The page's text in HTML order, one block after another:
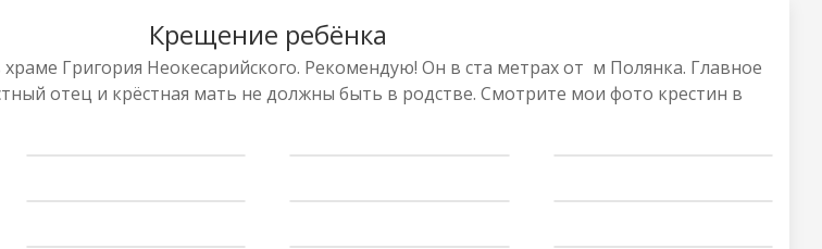
Крещение ребёнка
Григория Неокесарийского. Рекомендую! Он в ста метрах от м Полянка. Главное
отец и крёстная мать не должны быть в родстве. Смотрите мои фото крестин в